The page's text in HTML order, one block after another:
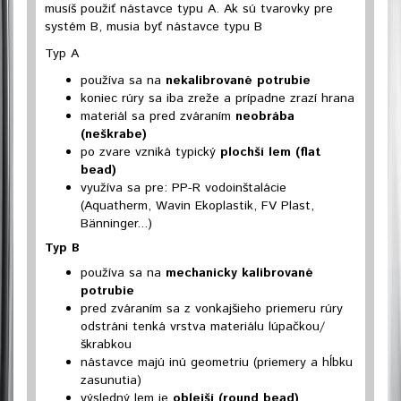
musíš použiť nástavce typu A. Ak sú tvarovky pre
systém B, musia byť nástavce typu B
Typ A
používa sa na nekalibrované potrubie
koniec rúry sa iba zreže a prípadne zrazí hrana
materiál sa pred zváraním neobrába
(neškrabe)
po zvare vzniká typický plochší lem (flat
bead)
využíva sa pre: PP-R vodoinštalácie
(Aquatherm, Wavin Ekoplastik, FV Plast,
Bänninger...)
Typ B
používa sa na mechanicky kalibrované
potrubie
pred zváraním sa z vonkajšieho priemeru rúry
odstráni tenká vrstva materiálu lúpačkou/
škrabkou
nástavce majú inú geometriu (priemery a hĺbku
zasunutia)